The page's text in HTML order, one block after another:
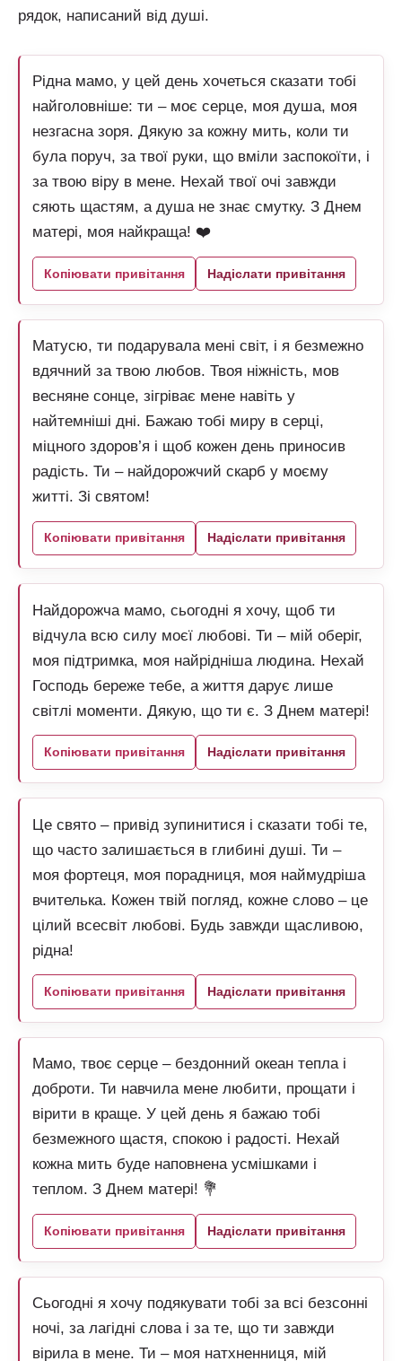
рядок, написаний від душі.
Рідна мамо, у цей день хочеться сказати тобі
найголовніше: ти – моє серце, моя душа, моя
незгасна зоря. Дякую за кожну мить, коли ти
була поруч, за твої руки, що вміли заспокоїти, і
за твою віру в мене. Нехай твої очі завжди
сяють щастям, а душа не знає смутку. З Днем
матері, моя найкраща! ❤️
Копіювати привітання Надіслати привітання
Матусю, ти подарувала мені світ, і я безмежно
вдячний за твою любов. Твоя ніжність, мов
весняне сонце, зігріває мене навіть у
найтемніші дні. Бажаю тобі миру в серці,
міцного здоров’я і щоб кожен день приносив
радість. Ти – найдорожчий скарб у моєму
житті. Зі святом!
Копіювати привітання Надіслати привітання
Найдорожча мамо, сьогодні я хочу, щоб ти
відчула всю силу моєї любові. Ти – мій оберіг,
моя підтримка, моя найрідніша людина. Нехай
Господь береже тебе, а життя дарує лише
світлі моменти. Дякую, що ти є. З Днем матері!
Копіювати привітання Надіслати привітання
Це свято – привід зупинитися і сказати тобі те,
що часто залишається в глибині душі. Ти –
моя фортеця, моя порадниця, моя наймудріша
вчителька. Кожен твій погляд, кожне слово – це
цілий всесвіт любові. Будь завжди щасливою,
рідна!
Копіювати привітання Надіслати привітання
Мамо, твоє серце – бездонний океан тепла і
доброти. Ти навчила мене любити, прощати і
вірити в краще. У цей день я бажаю тобі
безмежного щастя, спокою і радості. Нехай
кожна мить буде наповнена усмішками і
теплом. З Днем матері! 💐
Копіювати привітання Надіслати привітання
Сьогодні я хочу подякувати тобі за всі безсонні
ночі, за лагідні слова і за те, що ти завжди
вірила в мене. Ти – моя натхненниця, мій